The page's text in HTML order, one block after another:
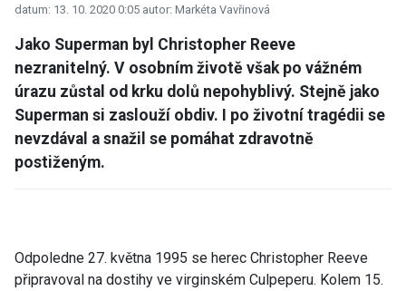
datum: 13. 10. 2020 0:05 autor: Markéta Vavřinová
Jako Superman byl Christopher Reeve
nezranitelný. V osobním životě však po vážném
úrazu zůstal od krku dolů nepohyblivý. Stejně jako
Superman si zaslouží obdiv. I po životní tragédii se
nevzdával a snažil se pomáhat zdravotně
postiženým.
Odpoledne 27. května 1995 se herec Christopher Reeve
připravoval na dostihy ve virginském Culpeperu. Kolem 15.